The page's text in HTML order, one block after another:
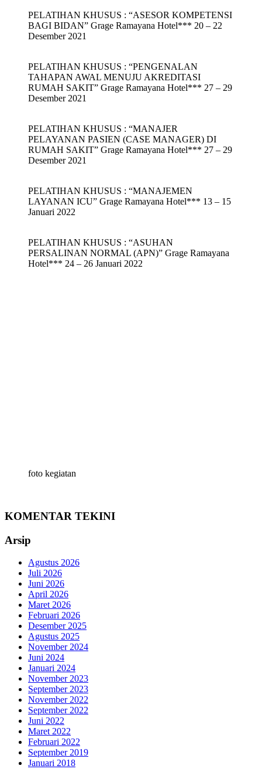
PELATIHAN KHUSUS : “ASESOR KOMPETENSI
BAGI BIDAN” Grage Ramayana Hotel*** 20 – 22
Desember 2021
PELATIHAN KHUSUS : “PENGENALAN
TAHAPAN AWAL MENUJU AKREDITASI
RUMAH SAKIT” Grage Ramayana Hotel*** 27 – 29
Desember 2021
PELATIHAN KHUSUS : “MANAJER
PELAYANAN PASIEN (CASE MANAGER) DI
RUMAH SAKIT” Grage Ramayana Hotel*** 27 – 29
Desember 2021
PELATIHAN KHUSUS : “MANAJEMEN
LAYANAN ICU” Grage Ramayana Hotel*** 13 – 15
Januari 2022
PELATIHAN KHUSUS : “ASUHAN
PERSALINAN NORMAL (APN)” Grage Ramayana
Hotel*** 24 – 26 Januari 2022
foto kegiatan
KOMENTAR TEKINI
Arsip
Agustus 2026
Juli 2026
Juni 2026
April 2026
Maret 2026
Februari 2026
Desember 2025
Agustus 2025
November 2024
Juni 2024
Januari 2024
November 2023
September 2023
November 2022
September 2022
Juni 2022
Maret 2022
Februari 2022
September 2019
Januari 2018